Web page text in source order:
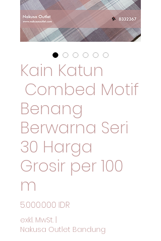
Kain Katun
Combed Motif
Benang
Berwarna Seri
30 Harga
Grosir per 100
m
5.000.000 IDR
exkl. MwSt.
Nakusa Outlet Bandung